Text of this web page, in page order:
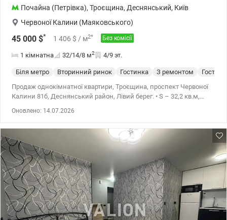
Почайна (Петрівка), Троєщина, Деснянський, Київ
Червоної Калини (Маяковського)
45 000 $* 1 406 $ / м2* Без комісії
1 кімнатна 32/14/8 м2 4/9 эт.
Біля метро Вторинний ринок Гостинка З ремонтом
Продаж однокімнатної квартири, Троєщина, проспект Червоної
Калини 81б, Деснянський район, Лівий берег. • S – 32,2 кв.м,
є доглянута прибудинкова територія, дитячі майданчики,
паркувальні місця. • Будинок оточений розвиненою
інфраструктурою: поряд з будинком знаходяться гімназія,
дитячий садок, шкіл, спортивні майданчики, аптеки, салони
краси, кафе, ресторани, відділення банків, пошта, магазини,
супермаркети, ринок, бювет. • Відпочинок: сквер, озера з
пляжами, кінотеатр «Флоренція». • Зручна транспортна
розв'язка: до зупинки швидкісного трамвая – 7 хв пішки, до ст.
Лівобережна, Дарниця - 20 хв маршруткою, до ст.м. Почайна - 30
Оновлено: 14.07.2026